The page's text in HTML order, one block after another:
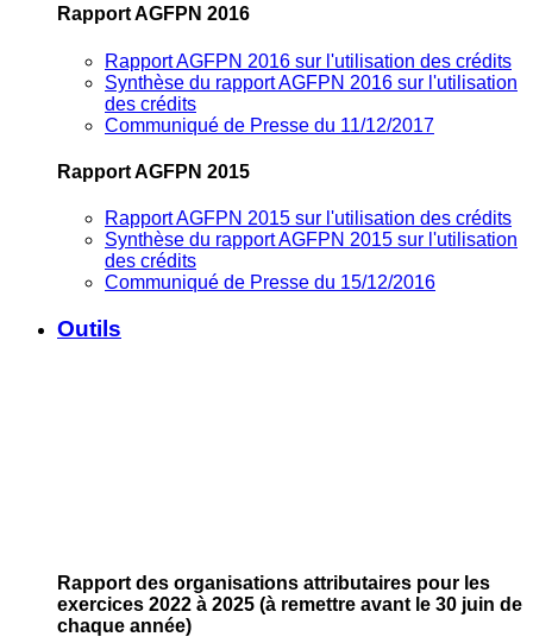
Rapport AGFPN 2016
Rapport AGFPN 2016 sur l'utilisation des crédits
Synthèse du rapport AGFPN 2016 sur l'utilisation
des crédits
Communiqué de Presse du 11/12/2017
Rapport AGFPN 2015
Rapport AGFPN 2015 sur l'utilisation des crédits
Synthèse du rapport AGFPN 2015 sur l'utilisation
des crédits
Communiqué de Presse du 15/12/2016
Outils
Rapport des organisations attributaires pour les
exercices 2022 à 2025 (à remettre avant le 30 juin de
chaque année)